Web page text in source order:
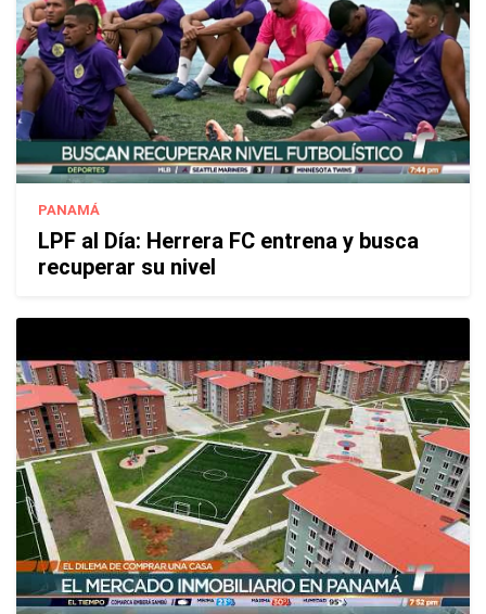
PANAMÁ
LPF al Día: Herrera FC entrena y busca
recuperar su nivel